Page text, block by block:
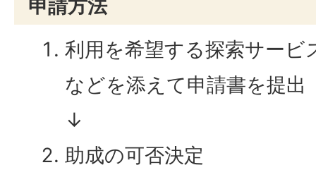
申請方法
利用を希望する探索サービ
などを添えて申請書を提出
↓
助成の可否決定